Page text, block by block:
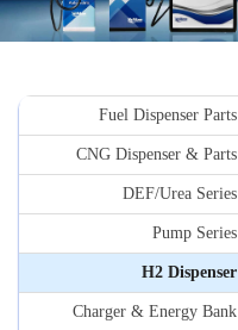
Fuel Dispenser Parts
CNG Dispenser & Parts
DEF/Urea Series
Pump Series
H2 Dispenser
Charger & Energy Bank